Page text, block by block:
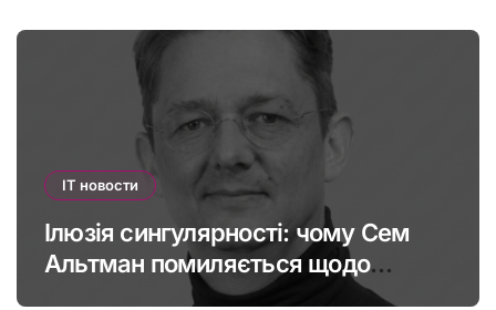
IT новости
Ілюзія сингулярності: чому Сем
Альтман помиляється щодо
штучного інтелекту